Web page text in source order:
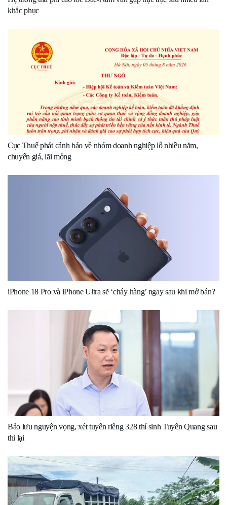
khắc phục
Cục Thuế phát cảnh báo về nhóm doanh nghiệp lỗ nhiều năm,
chuyển giá, lãi mỏng
iPhone 18 Pro và iPhone Ultra sẽ ‘cháy hàng’ ngay sau khi mở bán?
Bảo lưu nguyện vọng, xét tuyển riêng 328 thí sinh Tuyên Quang sau
thi lại